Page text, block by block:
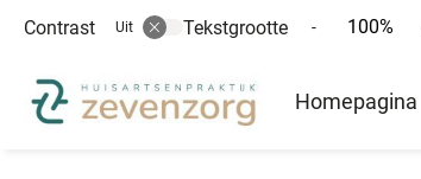
Contrast Uit Tekstgrootte
Tekst
10%
- 100%
Hoofd
Homepagina